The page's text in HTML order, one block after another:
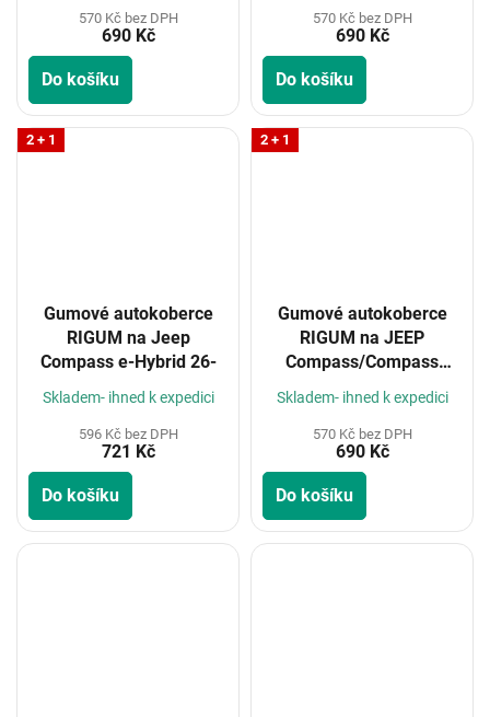
570 Kč bez DPH
690 Kč
Do košíku
570 Kč bez DPH
690 Kč
Do košíku
2 + 1
Gumové autokoberce
RIGUM na Jeep
Compass e-Hybrid 26-
Skladem- ihned k expedici
596 Kč bez DPH
721 Kč
Do košíku
2 + 1
Gumové autokoberce
RIGUM na JEEP
Compass/Compass
MHEV 2021-
Skladem- ihned k expedici
570 Kč bez DPH
690 Kč
Do košíku